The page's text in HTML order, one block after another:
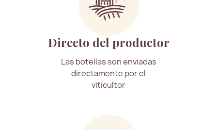
Directo del productor
Las botellas son enviadas
directamente por el
viticultor